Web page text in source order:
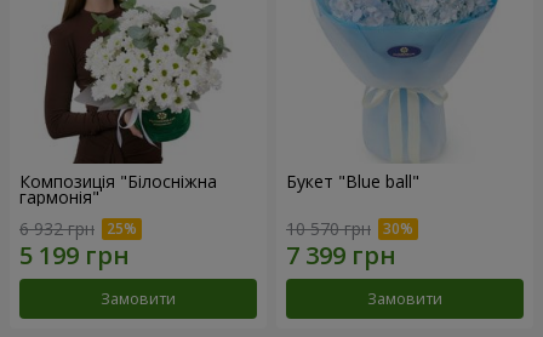
Композиція "Білосніжна
гармонія"
6 932 грн
Замовити
Букет "Blue ball"
10 570 грн
Замовити